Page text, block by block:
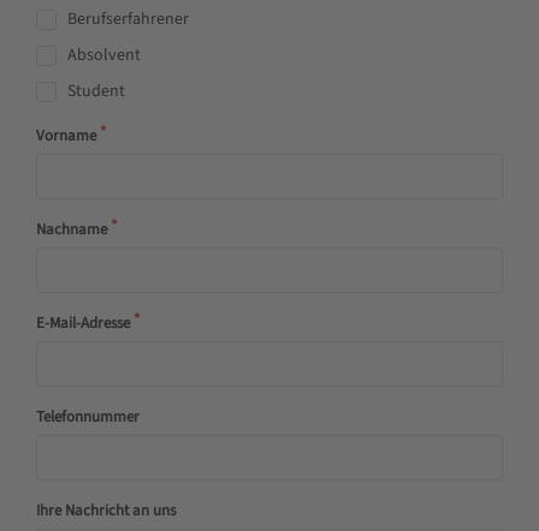
Berufserfahrener
Absolvent
Student
Vorname
Nachname
E-Mail-Adresse
Telefonnummer
Ihre Nachricht an uns